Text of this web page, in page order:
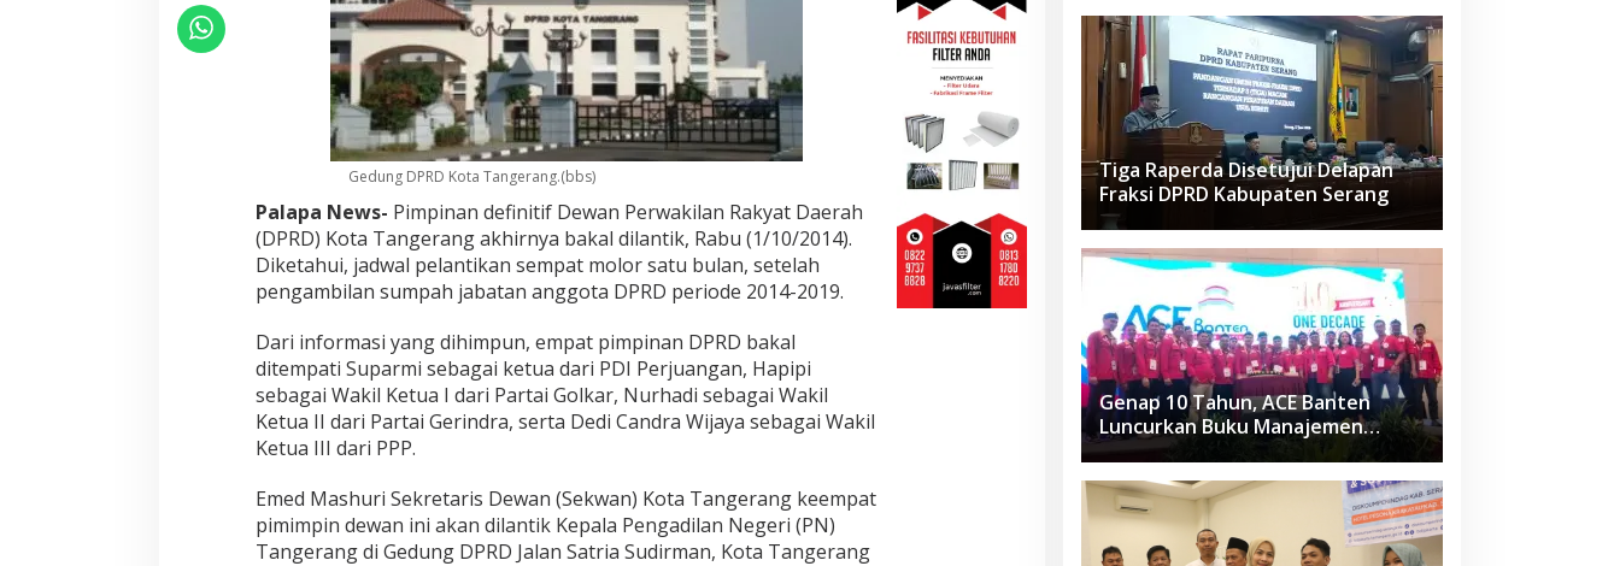
Gedung DPRD Kota Tangerang.(bbs)
Palapa News- Pimpinan definitif Dewan Perwakilan Rakyat Daerah
(DPRD) Kota Tangerang akhirnya bakal dilantik, Rabu (1/10/2014).
Diketahui, jadwal pelantikan sempat molor satu bulan, setelah
pengambilan sumpah jabatan anggota DPRD periode 2014-2019.
Dari informasi yang dihimpun, empat pimpinan DPRD bakal
ditempati Suparmi sebagai ketua dari PDI Perjuangan, Hapipi
sebagai Wakil Ketua I dari Partai Golkar, Nurhadi sebagai Wakil
Ketua II dari Partai Gerindra, serta Dedi Candra Wijaya sebagai Wakil
Ketua III dari PPP.
Emed Mashuri Sekretaris Dewan (Sekwan) Kota Tangerang keempat
pimimpin dewan ini akan dilantik Kepala Pengadilan Negeri (PN)
Tangerang di Gedung DPRD Jalan Satria Sudirman, Kota Tangerang
Tiga Raperda Disetujui Delapan
Fraksi DPRD Kabupaten Serang
Genap 10 Tahun, ACE Banten
Luncurkan Buku Manajemen
Fasilitas